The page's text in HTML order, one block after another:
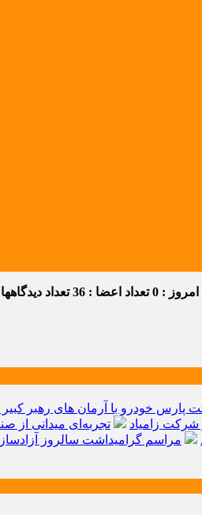
: 0 تعداد اعضا : 36 تعداد دیدگاهها :
پارس خودرو با آرمان های رهبر کبیر
زامیاد
تجربه‌ای میدانی از
مراسم گرامیداشت سالروز